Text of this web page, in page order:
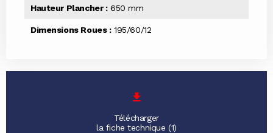
Hauteur Plancher :650 mm
Dimensions Roues :195/60/12
Télécharger
la fiche technique (1)